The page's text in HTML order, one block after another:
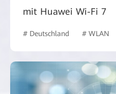
mit Huawei Wi-Fi 7
# Deutschland # WLAN